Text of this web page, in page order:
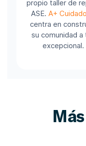
propio taller de
ASE. A+
centra en
su comunidad
excepcional.